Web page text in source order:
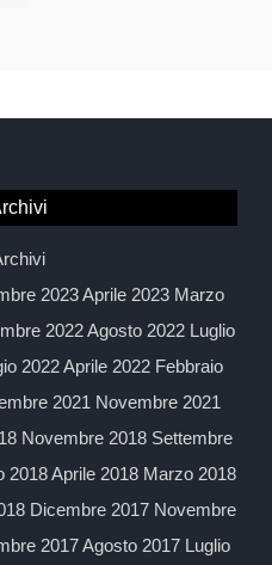
2023 Aprile 2023 Marzo
2022 Agosto 2022 Luglio
2022 Aprile 2022 Febbraio
2021 Novembre 2021
Novembre 2018 Settembre
2018 Aprile 2018 Marzo 2018
Dicembre 2017 Novembre
2017 Agosto 2017 Luglio